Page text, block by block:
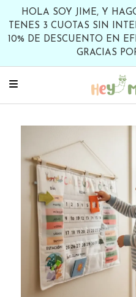
HOLA SOY JIME, Y
TENES 3 CUOTAS SIN
10% DE DESCUENTO EN
GRACIAS